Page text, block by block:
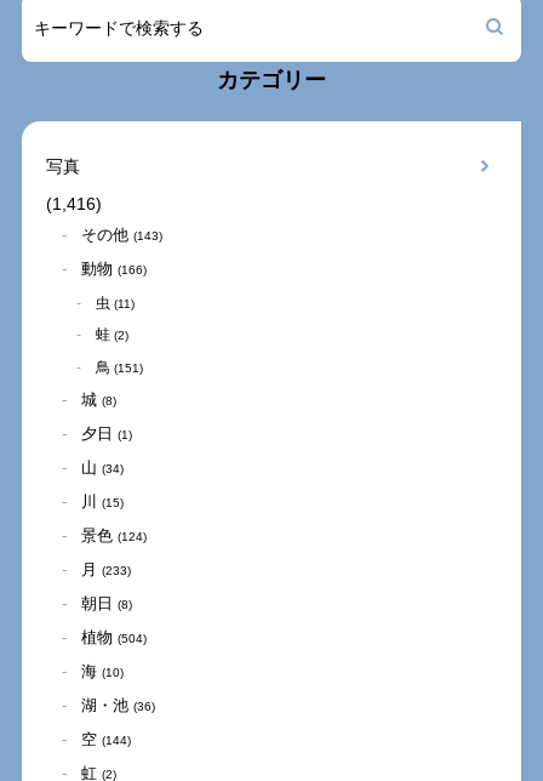
カテゴリー
写真
(1,416)
その他 (143)
動物 (166)
虫 (11)
蛙 (2)
鳥 (151)
城 (8)
夕日 (1)
山 (34)
川 (15)
景色 (124)
月 (233)
朝日 (8)
植物 (504)
海 (10)
湖・池 (36)
空 (144)
虹 (2)